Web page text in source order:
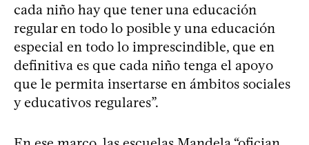
cada niño hay que tener una educación
regular en todo lo posible y una educación
especial en todo lo imprescindible, que en
definitiva es que cada niño tenga el apoyo
que le permita insertarse en ámbitos sociales
y educativos regulares”.